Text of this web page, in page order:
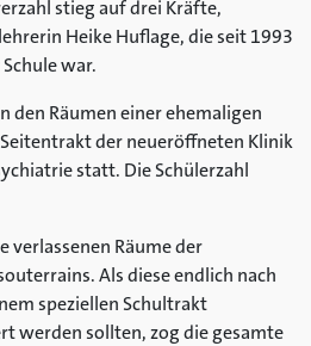
stieg auf drei Kräfte,
Heike Huflage, die seit 1993
war.
den Räumen einer ehemaligen
der neueröffneten Klinik
statt. Die Schülerzahl
verlassenen Räume der
Als diese endlich nach
speziellen Schultrakt
werden sollten, zog die gesamte